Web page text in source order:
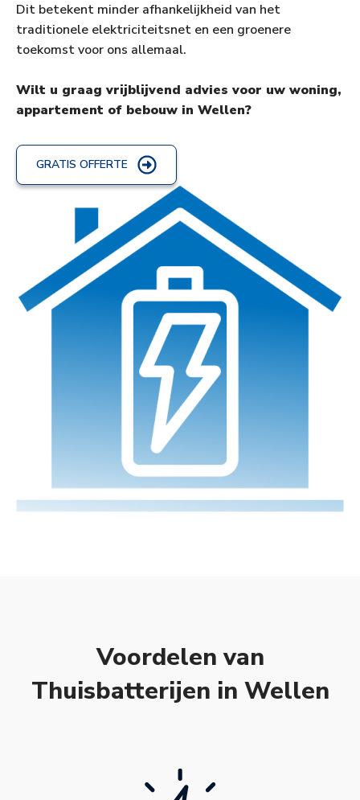
Dit betekent minder afhankelijkheid van het
traditionele elektriciteitsnet en een groenere
toekomst voor ons allemaal.
Wilt u graag vrijblijvend advies voor uw woning,
appartement of bebouw in Wellen?
GRATIS OFFERTE
Voordelen van
Thuisbatterijen in Wellen